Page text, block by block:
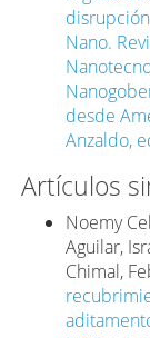
to crop
6524, julio 5.
https://
Astner,
Markus
Douglas G.
properties
agricultural
31: 100474,
https://
Aykut,
(2019). The
and
Nano.
desde
Anzaldo,
Artículos
Noemy
Aguilar,
Chimal,